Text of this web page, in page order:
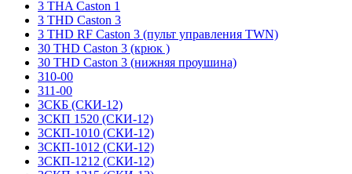
3 THA Caston 1
3 THD Caston 3
3 THD RF Caston 3 (пульт управления TWN)
30 THD Caston 3 (крюк )
30 THD Caston 3 (нижняя проушина)
310-00
311-00
3СКБ (СКИ-12)
3СКП 1520 (СКИ-12)
3СКП-1010 (СКИ-12)
3СКП-1012 (СКИ-12)
3СКП-1212 (СКИ-12)